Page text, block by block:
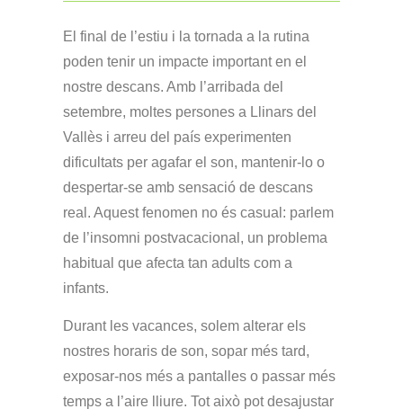
El final de l’estiu i la tornada a la rutina
poden tenir un impacte important en el
nostre descans. Amb l’arribada del
setembre, moltes persones a Llinars del
Vallès i arreu del país experimenten
dificultats per agafar el son, mantenir-lo o
despertar-se amb sensació de descans
real. Aquest fenomen no és casual: parlem
de l’insomni postvacacional, un problema
habitual que afecta tan adults com a
infants.
Durant les vacances, solem alterar els
nostres horaris de son, sopar més tard,
exposar-nos més a pantalles o passar més
temps a l’aire lliure. Tot això pot desajustar